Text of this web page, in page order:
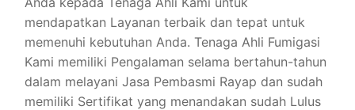
mendapatkan Layanan terbaik dan tepat untuk
memenuhi kebutuhan Anda. Tenaga Ahli Fumigasi
Kami memiliki Pengalaman selama bertahun-tahun
dalam melayani Jasa Pembasmi Rayap dan sudah
memiliki Sertifikat yang menandakan sudah Lulus